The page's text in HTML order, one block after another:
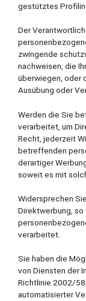
gestütztes
Der
zwingende
nachweisen, die
überwiegen, oder
Ausübung oder
Werden die Sie
verarbeitet, um
Recht, jederzeit
betreffenden
derartiger
soweit es mit
Widersprechen
Direktwerbung,
verarbeitet.
Sie haben die
von Diensten der
Richtlinie 2002/
automatisierter